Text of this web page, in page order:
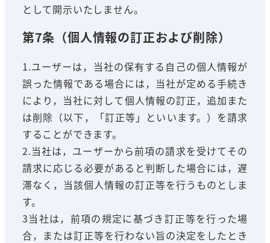
として開示いたしません。
第7条（個人情報の訂正および削除）
1.ユーザーは，当社の保有する自己の個人情報が
誤った情報である場合には，当社が定める手続き
により，当社に対して個人情報の訂正，追加また
は削除（以下，「訂正等」といいます。）を請求
することができます。
2.当社は，ユーザーから前項の請求を受けてその
請求に応じる必要があると判断した場合には，遅
滞なく，当該個人情報の訂正等を行うものとしま
す。
3当社は，前項の規定に基づき訂正等を行った場
合，または訂正等を行わない旨の決定をしたとき